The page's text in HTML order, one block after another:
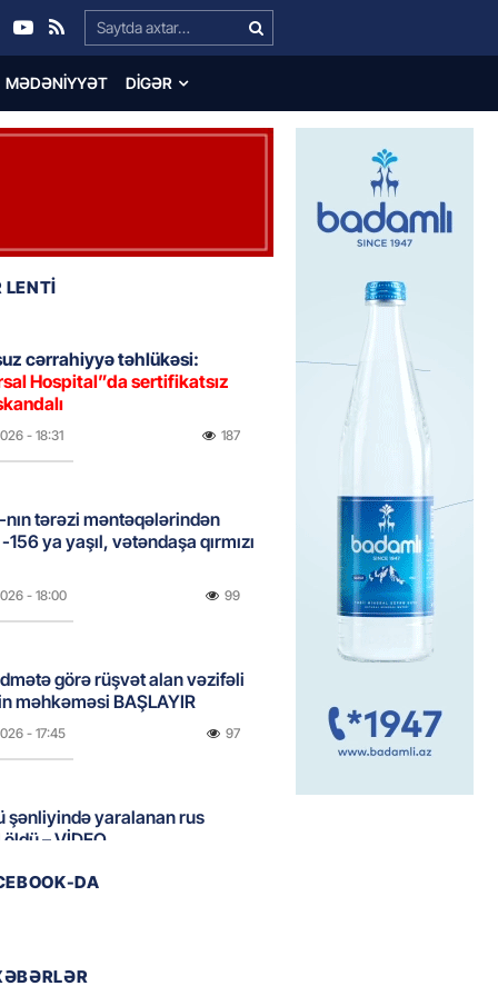
Search…
MƏDƏNIYYƏT DIGƏR
cərrahiyyə təhlükəsi:
Hospital”da sertifikatsız
- 18:31 187
nın tərəzi məntəqələrindən
ya yaşıl, vətəndaşa qırmızı
- 18:00 99
görə rüşvət alan vəzifəli
məhkəməsi BAŞLAYIR
- 17:45 97
şənliyində yaralanan rus
– VİDEO
546 min manatı 20
DA